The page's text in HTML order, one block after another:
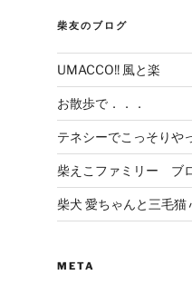
柴友のブログ
UMACCO!! 風と楽
お散歩で．．．
テネシーでこっそりや
柴えこファミリー ブ
柴犬 愛ちゃんと三毛猫
META